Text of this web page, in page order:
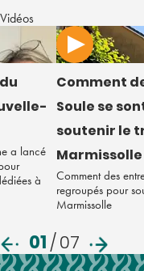
Vidéos
a lancé
à
Comment
Soule se
soutenir le
Marmissolle
Comment des
regroupés pour
Marmissolle
01/07